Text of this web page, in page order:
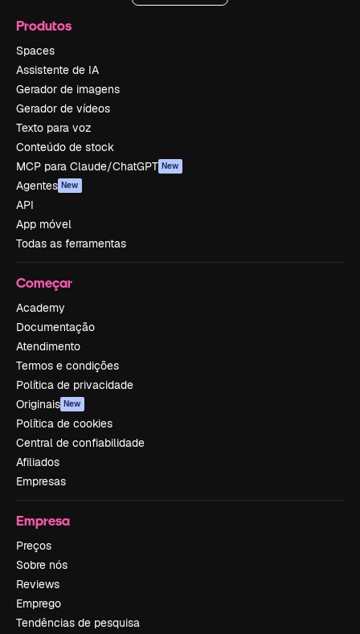
Produtos
Spaces
Assistente de IA
Gerador de imagens
Gerador de vídeos
Texto para voz
Conteúdo de stock
MCP para Claude/ChatGPT New
Agentes New
API
App móvel
Todas as ferramentas
Começar
Academy
Documentação
Atendimento
Termos e condições
Política de privacidade
Originais New
Política de cookies
Central de confiabilidade
Afiliados
Empresas
Empresa
Preços
Sobre nós
Reviews
Emprego
Tendências de pesquisa